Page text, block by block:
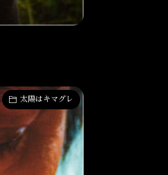
太陽はキマグレ